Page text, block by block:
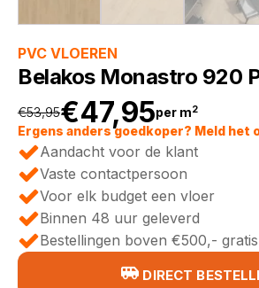
PVC VLOEREN
Belakos Monastro 920
€53,95
Oorspronkelijke
prijs
was:
€53,95.
€47,95
Huidige
prijs
is:
€47,95.
per m2
Ergens anders goedkoper? Meld het
Aandacht voor de klant
Vaste contactpersoon
Voor elk budget een vloer
Binnen 48 uur geleverd
Bestellingen boven €500,-
DIRECT